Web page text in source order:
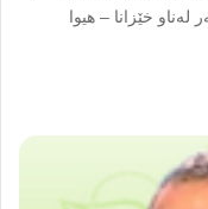
پێغەمبەر لەناو خێزانا – هیوا